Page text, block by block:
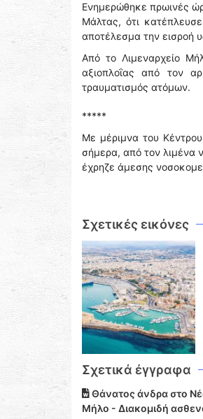
Ενημερώθηκε πρωινές
Μάλτας, ότι
αποτέλεσμα την εισροή
Από το Λιμεναρχείο
αξιοπλοΐας από τον
τραυματισμός ατόμων.
*****
Με μέριμνα του
σήμερα, από τον λιμένα
έχρηζε άμεσης
Σχετικές εικόνες
Σχετικά έγγραφα
Θάνατος άνδρα στο
Μήλο - Διακομιδή